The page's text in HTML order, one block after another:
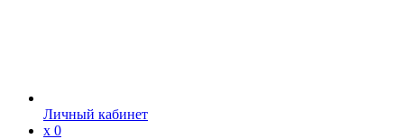
Личный кабинет
х 0